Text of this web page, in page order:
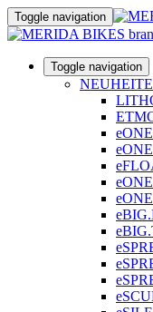
Toggle navigation
Toggle navigation